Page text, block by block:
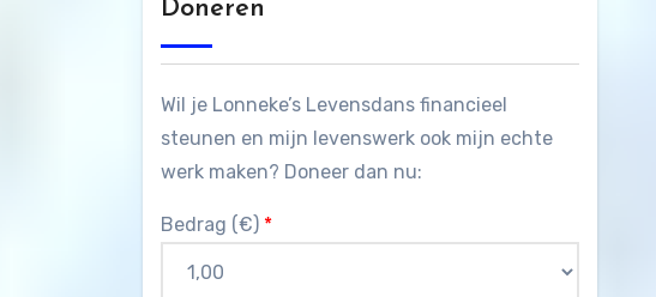
Doneren
Wil je Lonneke’s Levensdans financieel
steunen en mijn levenswerk ook mijn echte
werk maken? Doneer dan nu:
Bedrag (€) *